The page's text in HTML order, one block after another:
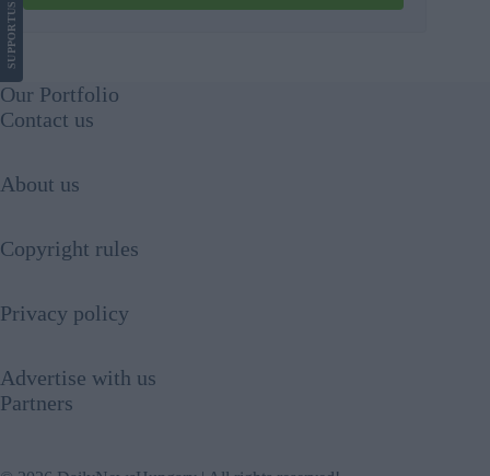
SUPPORT
US
Our Portfolio
Contact us
About us
Copyright rules
Privacy policy
Advertise with us
Partners